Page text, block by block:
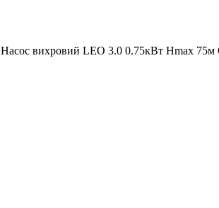
Насос вихровий LEO 3.0 0.75кВт Hmax 75м